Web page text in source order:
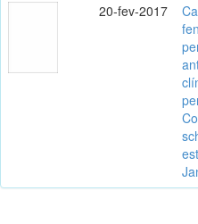
20-fev-2017